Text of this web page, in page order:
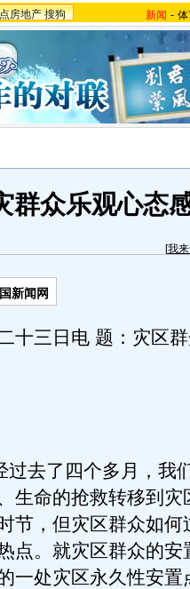
房地产 搜狗 新闻 -
群众乐观心态
[我
新闻网
三日电 题：灾区群
去了四个多月，我
生命的抢救转移到灾
节，但灾区群众如何
点。 就灾区群众的安
一处灾区永久性安置